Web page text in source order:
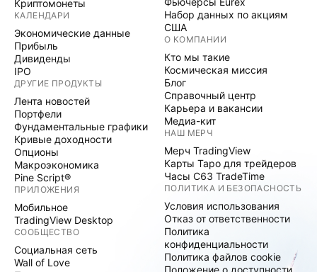
Криптомонеты
КАЛЕНДАРИ
Экономические данные
Прибыль
Дивиденды
IPO
ДРУГИЕ ПРОДУКТЫ
Лента новостей
Портфели
Фундаментальные графики
Кривые доходности
Опционы
Макроэкономика
Pine Script®
ПРИЛОЖЕНИЯ
Мобильное
TradingView Desktop
СООБЩЕСТВО
Социальная сеть
Wall of Love
Набор данных по акциям
США
О КОМПАНИИ
Кто мы такие
Космическая миссия
Блог
Справочный центр
Карьера и вакансии
Медиа-кит
НАШ МЕРЧ
Мерч TradingView
Карты Таро для трейдеров
Часы C63 TradeTime
ПОЛИТИКА И БЕЗОПАСНОСТЬ
Условия использования
Отказ от ответственности
Политика
конфиденциальности
Политика файлов cookie
Положение о доступности